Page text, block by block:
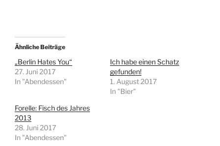
Ähnliche Beiträge
„Berlin Hates You“
27. Juni 2017
In "Abendessen"
Ich habe einen Schatz
gefunden!
1. August 2017
In "Bier"
Forelle: Fisch des Jahres
2013
28. Juni 2017
In "Abendessen"